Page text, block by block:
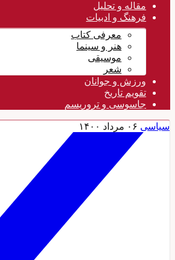
مقاله و تحلیل
فرهنگ و ادبیات
معرفی کتاب
هنر و سینما
موسیقی
شعر
ورزش و جوانان
تقویم تاريخ
جاسوسی و تروریسم
سیاسی ۰۶ مرداد ۱۴۰۰